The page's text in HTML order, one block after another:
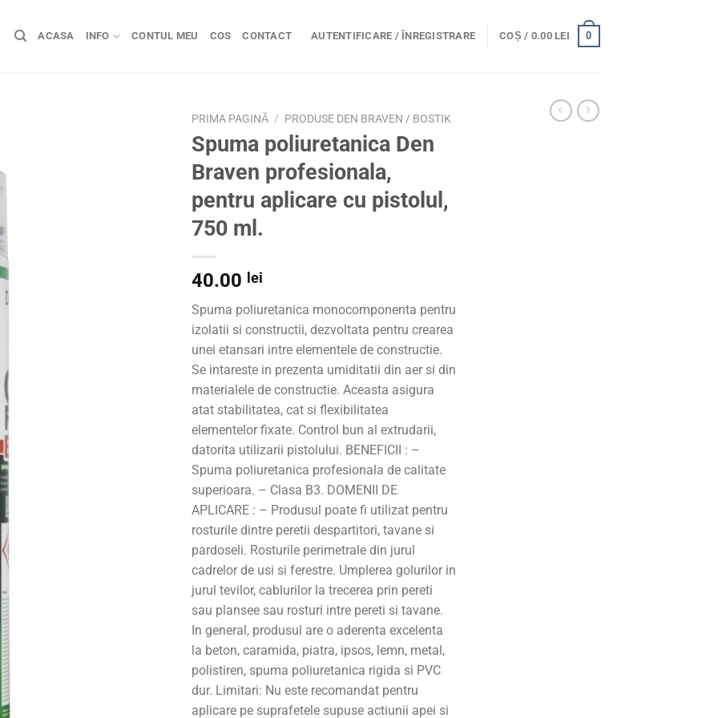
ACASA INFO CONTUL MEU COS CONTACT AUTENTIFICARE / ÎNREGISTRARE COȘ / 0.00 LEI 0
PRIMA PAGINĂ / PRODUSE DEN BRAVEN / BOSTIK
Spuma poliuretanica Den
Braven profesionala,
pentru aplicare cu pistolul,
750 ml.
40.00 lei
Spuma poliuretanica monocomponenta pentru
izolatii si constructii, dezvoltata pentru crearea
unei etansari intre elementele de constructie.
Se intareste in prezenta umiditatii din aer si din
materialele de constructie. Aceasta asigura
atat stabilitatea, cat si flexibilitatea
elementelor fixate. Control bun al extrudarii,
datorita utilizarii pistolului. BENEFICII : –
Spuma poliuretanica profesionala de calitate
superioara. – Clasa B3. DOMENII DE
APLICARE : – Produsul poate fi utilizat pentru
rosturile dintre peretii despartitori, tavane si
pardoseli. Rosturile perimetrale din jurul
cadrelor de usi si ferestre. Umplerea golurilor in
jurul tevilor, cablurilor la trecerea prin pereti
sau plansee sau rosturi intre pereti si tavane.
In general, produsul are o aderenta excelenta
la beton, caramida, piatra, ipsos, lemn, metal,
polistiren, spuma poliuretanica rigida si PVC
dur. Limitari: Nu este recomandat pentru
aplicare pe suprafetele supuse actiunii apei si